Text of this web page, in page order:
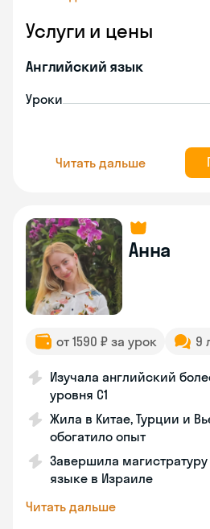
Услуги и цены
Английский язык
Уроки
Читать дальше
Анна
от 1590 ₽ за урок 9
Изучала английский
уровня C1
Жила в Китае, Турции и
обогатило опыт
Завершила
языке в Израиле
Читать дальше